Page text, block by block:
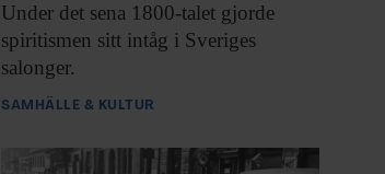
Under det sena 1800-talet gjorde
spiritismen sitt intåg i Sveriges
salonger.
SAMHÄLLE & KULTUR